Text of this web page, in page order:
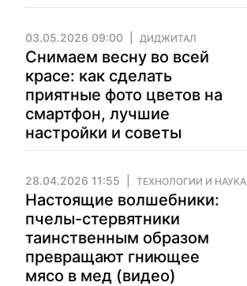
03.05.2026 09:00 ДИДЖИТАЛ
Снимаем весну во всей
красе: как сделать
приятные фото цветов на
смартфон, лучшие
настройки и советы
28.04.2026 11:55 ТЕХНОЛОГИИ И НАУКА
Настоящие волшебники:
пчелы-стервятники
таинственным образом
превращают гниющее
мясо в мед (видео)